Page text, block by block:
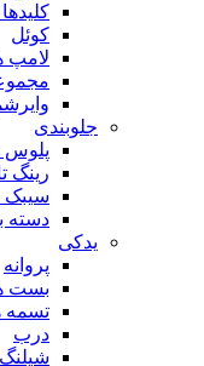
کوئل
لامپ
جلوبندی
پلوس
رینگ
دسته
یدکی
پروانه
بست
تسمه
درب